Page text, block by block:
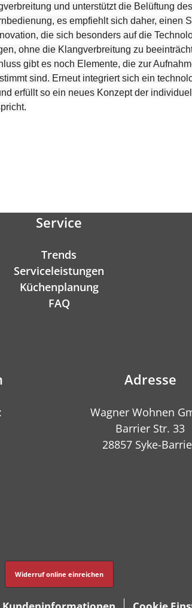
und unterstützt die Belüftung
es empfiehlt sich daher, einen
die sich besonders auf die
ohne die Klangverbreitung zu
gibt es noch Elemente, die zur
sind. Erneut integriert sich ein
erfüllt so ein neues Konzept der
Service
Trends
Serviceleistungen
Küchenplanung
FAQ
Adresse
Wagner Wohnen
Barrier Str. 33
28857 Syke-
Widerruf online einreichen